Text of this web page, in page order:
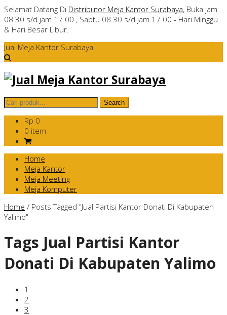
Selamat Datang Di Distributor Meja Kantor Surabaya, Buka jam
08.30 s/d jam 17.00 , Sabtu 08.30 s/d jam 17.00 - Hari Minggu
& Hari Besar Libur.
Jual Meja Kantor Surabaya
Rp 0
0 item
Home
Meja Kantor
Meja Meeting
Meja Komputer
Home / Posts Tagged "Jual Partisi Kantor Donati Di Kabupaten
Yalimo"
Tags Jual Partisi Kantor
Donati Di Kabupaten Yalimo
1
2
3